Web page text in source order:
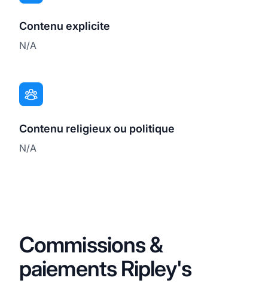
Contenu explicite
N/A
Contenu religieux ou politique
N/A
Commissions &
paiements Ripley's